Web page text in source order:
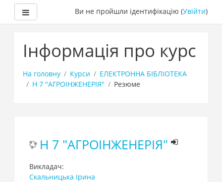
головного
Бокова панельВи не пройшли ідентифікацію (Увійти)
Інформація про курс
На головну Курси
ЕЛЕКТРОННА БІБЛІОТЕКА
H 7 "АГРОІНЖЕНЕРІЯ"
Резюме
H 7 "АГРОІНЖЕНЕРІЯ"
Викладач:
Скальницька Ірина